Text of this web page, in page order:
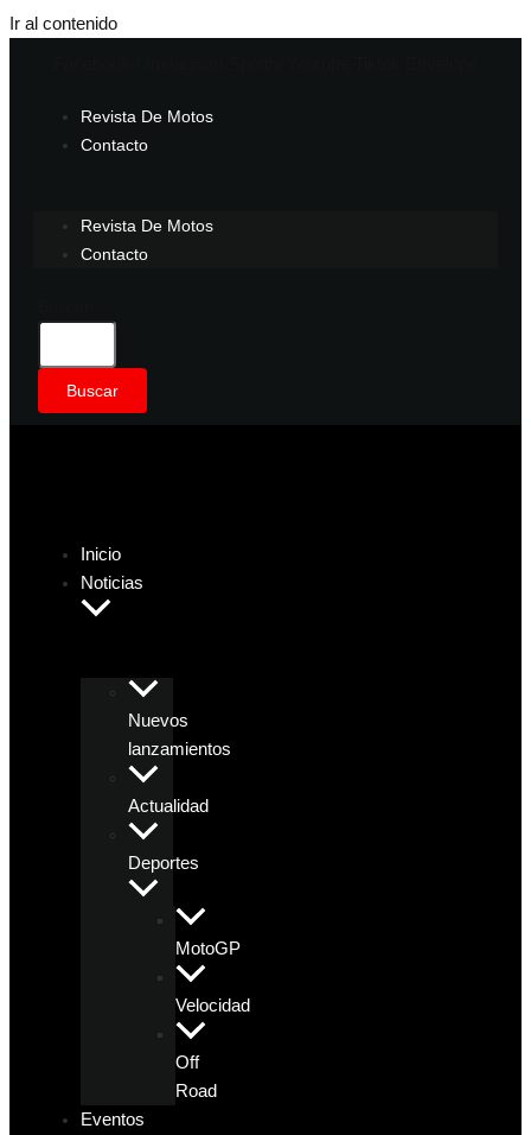
Ir al contenido
Revista De Motos
Contacto
Revista De Motos
Contacto
Buscar
Inicio
Noticias
Nuevos
lanzamientos
Actualidad
Deportes
MotoGP
Velocidad
Off
Road
Eventos